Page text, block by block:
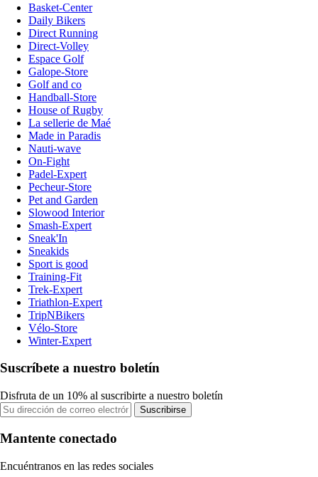
Basket-Center
Daily Bikers
Direct Running
Direct-Volley
Espace Golf
Galope-Store
Golf and co
Handball-Store
House of Rugby
La sellerie de Maé
Made in Paradis
Nauti-wave
On-Fight
Padel-Expert
Pecheur-Store
Pet and Garden
Slowood Interior
Smash-Expert
Sneak'In
Sneakids
Sport is good
Training-Fit
Trek-Expert
Triathlon-Expert
TripNBikers
Vélo-Store
Winter-Expert
Suscríbete a nuestro boletín
Disfruta de un 10% al suscribirte a nuestro boletín
Suscribirse
Mantente conectado
Encuéntranos en las redes sociales